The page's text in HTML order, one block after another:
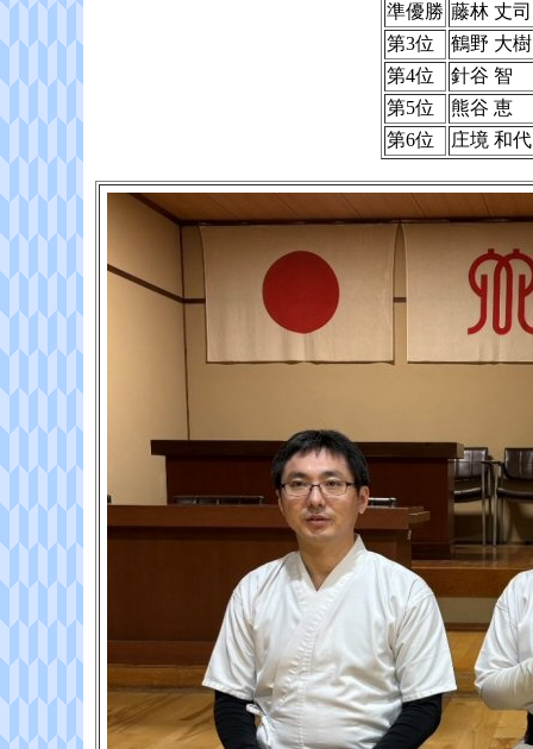
準優勝 藤林 丈司
第3位
鶴野 大樹
第4位
針谷 智
第5位
熊谷 恵
第6位
庄境 和代